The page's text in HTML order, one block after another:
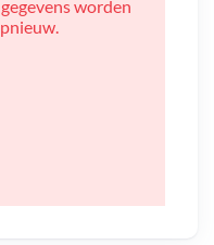
worden